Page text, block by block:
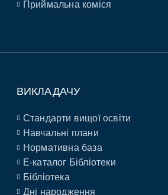
Приймальна коміся
ВИКЛАДАЧУ
Стандарти вищої освіти
Навчальні плани
Нормативна база
E-каталог Бібліотеки
Бібліотека
Дні народження